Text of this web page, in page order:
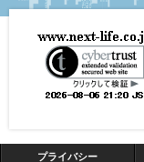
プライバシー